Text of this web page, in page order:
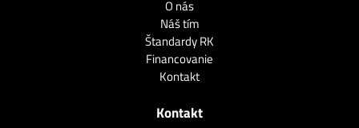
O nás
Náš tím
Štandardy RK
Financovanie
Kontakt
Kontakt